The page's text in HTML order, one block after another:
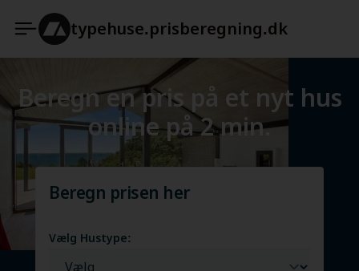
typehuse.prisberegning.dk
Beregn en pris på et nyt hus
online på 2 min.
Beregn prisen her
Vælg Hustype: